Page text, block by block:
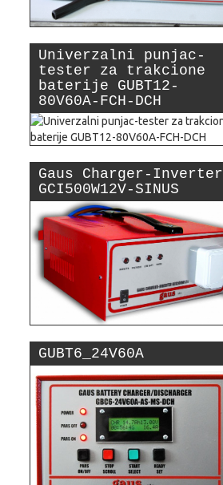
Univerzalni punjac-
tester za trakcione
baterije GUBT12-
80V60A-FCH-DCH
Gaus Charger-Inverter
GCI500W12V-SINUS
GUBT6_24V60A